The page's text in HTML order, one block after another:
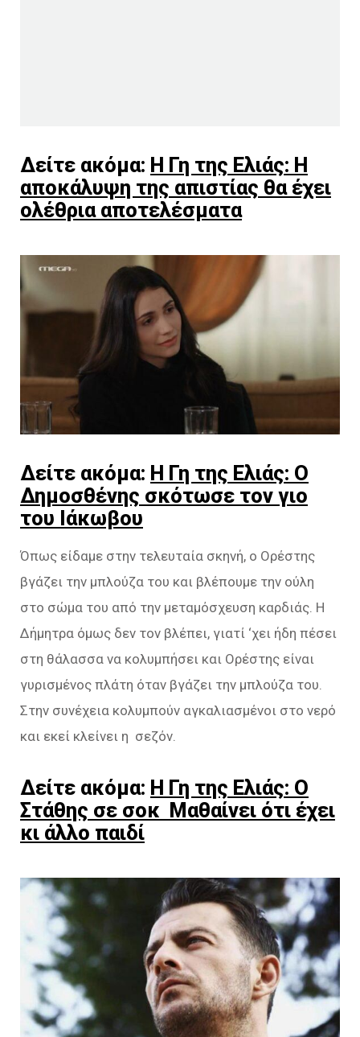
Δείτε ακόμα: Η Γη της Ελιάς: Η
αποκάλυψη της απιστίας θα έχει
ολέθρια αποτελέσματα
Δείτε ακόμα: Η Γη της Ελιάς: Ο
Δημοσθένης σκότωσε τον γιο
του Ιάκωβου
Όπως είδαμε στην τελευταία σκηνή, ο Ορέστης
βγάζει την μπλούζα του και βλέπουμε την ούλη
στο σώμα του από την μεταμόσχευση καρδιάς. Η
Δήμητρα όμως δεν τον βλέπει, γιατί ‘χει ήδη πέσει
στη θάλασσα να κολυμπήσει και Ορέστης είναι
γυρισμένος πλάτη όταν βγάζει την μπλούζα του.
Στην συνέχεια κολυμπούν αγκαλιασμένοι στο νερό
και εκεί κλείνει η σεζόν.
Δείτε ακόμα: Η Γη της Ελιάς: Ο
Στάθης σε σοκ Μαθαίνει ότι έχει
κι άλλο παιδί